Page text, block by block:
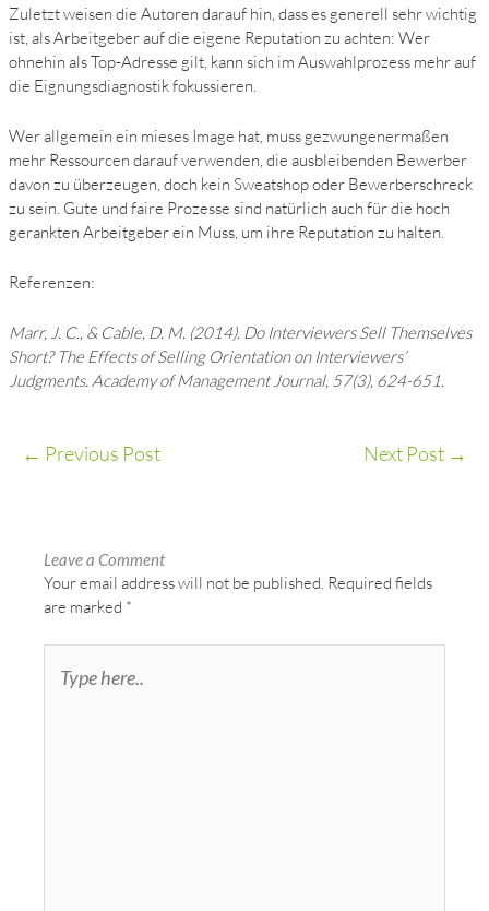
Zuletzt weisen die Autoren darauf hin, dass es generell sehr wichtig
ist, als Arbeitgeber auf die eigene Reputation zu achten: Wer
ohnehin als Top-Adresse gilt, kann sich im Auswahlprozess mehr auf
die Eignungsdiagnostik fokussieren.
Wer allgemein ein mieses Image hat, muss gezwungenermaßen
mehr Ressourcen darauf verwenden, die ausbleibenden Bewerber
davon zu überzeugen, doch kein Sweatshop oder Bewerberschreck
zu sein. Gute und faire Prozesse sind natürlich auch für die hoch
gerankten Arbeitgeber ein Muss, um ihre Reputation zu halten.
Referenzen:
Marr, J. C., & Cable, D. M. (2014). Do Interviewers Sell Themselves
Short? The Effects of Selling Orientation on Interviewers’
Judgments. Academy of Management Journal, 57(3), 624-651.
← Previous Post Next Post →
Leave a Comment
Your email address will not be published. Required fields
are marked *
here..